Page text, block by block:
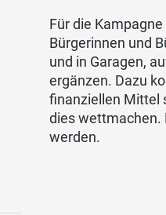
Für die
Bürgerinnen und
und in Garagen,
ergänzen. Dazu
finanziellen Mittel
dies wettmachen.
werden.